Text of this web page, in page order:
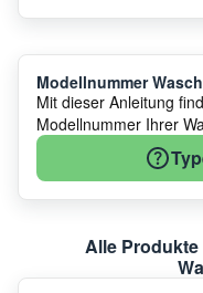
Ihres Geräts
Modellnummer
Mit dieser Anleitung
Modellnummer Ihrer
Alle